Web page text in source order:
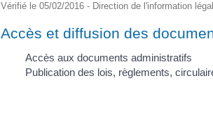
Vérifié le 05/02/2016 - Direction de l'information
Accès et diffusion des
Accès aux documents administratifs
Publication des lois, règlements,